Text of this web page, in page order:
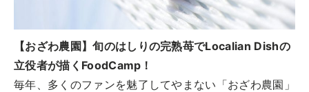
トップ
実例一覧
【おざわ農園】旬のはしりの完熟苺でLocalian Dishの
立役者が描くFoodCamp！
毎年、多くのファンを魅了してやまない「おざわ農園」